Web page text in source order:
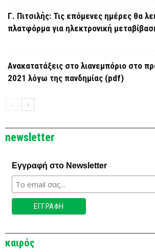
Γ. Πιτσιλής: Τις επόμενες ημέρες θα
πλατφόρμα για ηλεκτρονική
Ανακατατάξεις στο λιανεμπόριο στο
2021 λόγω της πανδημίας (pdf)
newsletter
Εγγραφή στο Newsletter
καιρός